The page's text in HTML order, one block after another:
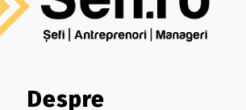
Despre